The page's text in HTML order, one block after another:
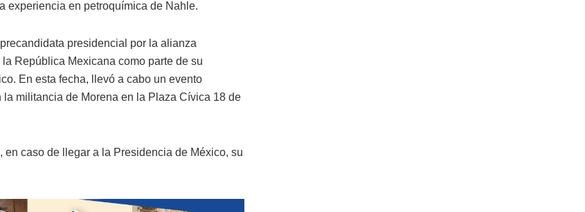
experiencia en petroquímica de Nahle.
presidencial por la alianza
República Mexicana como parte de su
En esta fecha, llevó a cabo un evento
militancia de Morena en la Plaza Cívica 18 de
caso de llegar a la Presidencia de México, su